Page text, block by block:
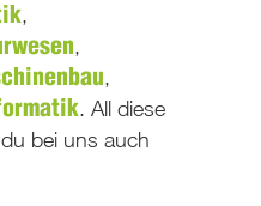
,
,
,
. All diese
bei uns auch